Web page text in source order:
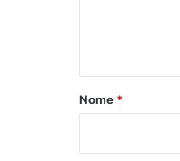
o
Nome *